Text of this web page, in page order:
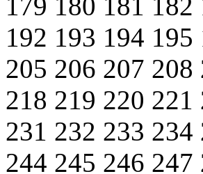
192 193 194 195
205 206 207 208
218 219 220 221
231 232 233 234
244 245 246 247